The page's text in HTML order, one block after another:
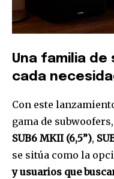
Una familia
cada
Con este
gama de
SUB6 MKII (6,5”),
se sitúa como la
y usuarios que